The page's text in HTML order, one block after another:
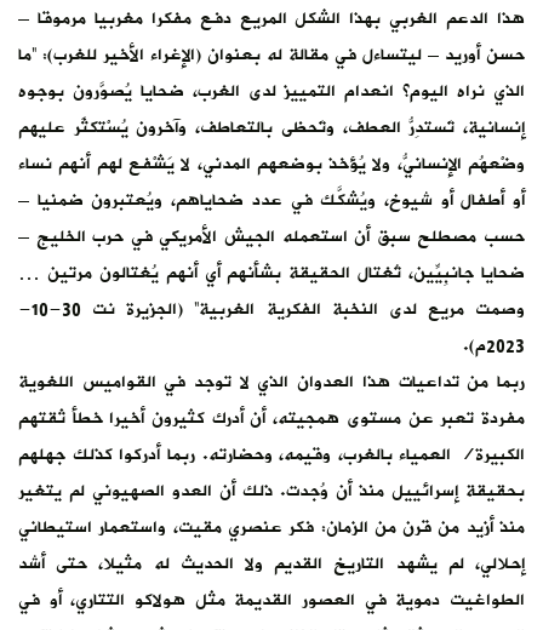
هذا الدعم الغربي بهذا الشكل المريع دفع مفكرا مغربيا مرموقا –
حسن أوريد – ليتساءل في مقالة له بعنوان (الإغراء الأخير للغرب): “ما
الذي نراه اليوم؟ انعدام التمييز لدى الغرب، ضحايا يُصوَّرون بوجوه
إنسانية، تَستدِرُّ العطف، وتَحظى بالتعاطف، وآخرون يُسْتكثَر عليهم
وضْعهُم الإنسانيُّ، ولا يُؤخذ بوضعهم المدني، لا يَشْفع لهم أنهم نساء
أو أطفال أو شيوخ، ويُشكَّك في عدد ضحاياهم، ويُعتبرون ضمنيا –
حسب مصطلح سبق أن استعمله الجيش الأمريكي في حرب الخليج –
ضحايا جانبِيِّين، تُغتال الحقيقة بشأنهم أي أنهم يُغتالون مرتين …
وصمت مريع لدى النخبة الفكرية الغربية” (الجزيرة نت 30-10-
2023م).
ربما من تداعيات هذا العدوان الذي لا توجد في القواميس اللغوية
مفردة تعبر عن مستوى همجيته، أن أدرك كثيرون أخيرا خطأ ثقتهم
الكبيرة/ العمياء بالغرب، وقيمه، وحضارته. ربما أدركوا كذلك جهلهم
بحقيقة إسرائييل منذ أن وُجدت. ذلك أن العدو الصهيوني لم يتغير
منذ أزيد من قرن من الزمان: فكر عنصري مقيت، واستعمار استيطاني
إحلالي، لم يشهد التاريخ القديم ولا الحديث له مثيلا، حتى أشد
الطواغيت دموية في العصور القديمة مثل هولاكو التتاري، أو في